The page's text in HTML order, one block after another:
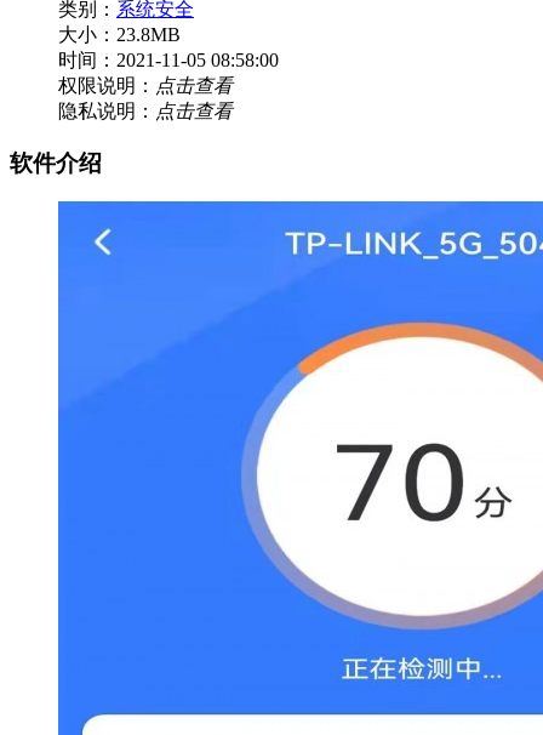
类别： 系统安全
大小：23.8MB
时间：2021-11-05 08:58:00
权限说明： 点击查看
隐私说明： 点击查看
软件介绍